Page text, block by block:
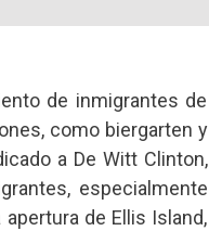
de inmigrantes de
como biergarten y
a De Witt Clinton,
especialmente
de Ellis Island,